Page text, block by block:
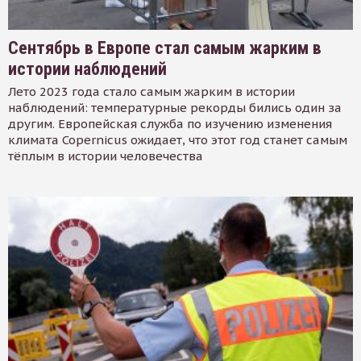
Сентябрь в Европе стал самым жарким в
истории наблюдений
Лето 2023 года стало самым жарким в истории
наблюдений: температурные рекорды бились один за
другим. Европейская служба по изучению изменения
климата Copernicus ожидает, что этот год станет самым
тёплым в истории человечества